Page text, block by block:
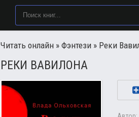
Читать онлайн » Фэнтези » Реки
РЕКИ ВАВИЛОНА